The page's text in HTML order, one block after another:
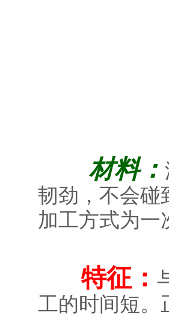
材料：
韧劲，不会碰
加工方式为一
特征：
工的时间短。